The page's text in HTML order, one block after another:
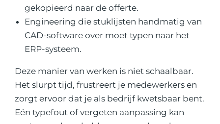
gekopieerd naar de offerte.
Engineering die stuklijsten handmatig van
CAD-software over moet typen naar het
ERP-systeem.
Deze manier van werken is niet schaalbaar.
Het slurpt tijd, frustreert je medewerkers en
zorgt ervoor dat je als bedrijf kwetsbaar bent.
Eén typefout of vergeten aanpassing kan